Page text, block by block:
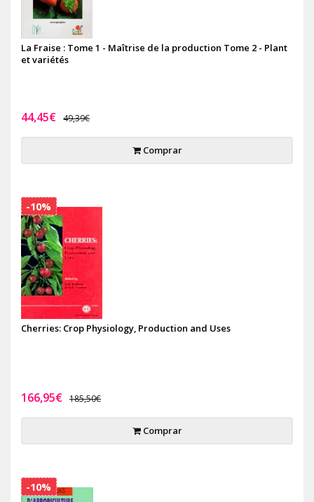
La Fraise : Tome 1 - Maîtrise de la production Tome 2 - Plant
et variétés
44,45€ 49,39€
Comprar
Cherries: Crop Physiology, Production and Uses
166,95€ 185,50€
Comprar
-10%
-10%